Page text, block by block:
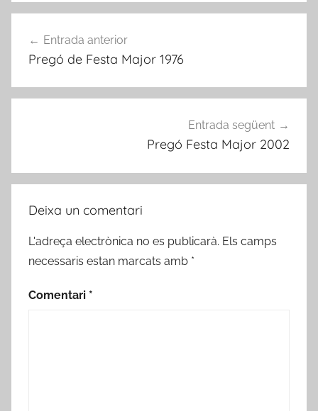
d'entrades
Entrada anterior
Pregó de Festa Major 1976
Entrada següent
Pregó Festa Major 2002
Deixa un comentari
L'adreça electrònica no es publicarà. Els camps
necessaris estan marcats amb *
Comentari *